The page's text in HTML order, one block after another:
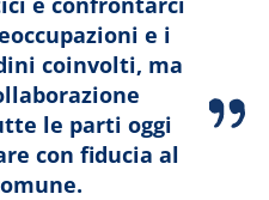
e i
coinvolti, ma
le parti oggi
con fiducia al